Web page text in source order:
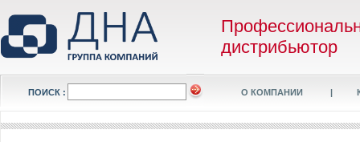
дистрибьютор
ПОИСК : О КОМПАНИИ |